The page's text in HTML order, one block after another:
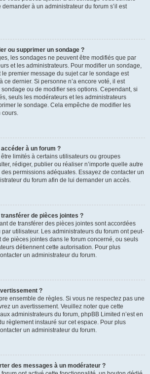
à un administrateur du forum s’il est
ou supprimer un sondage ?
les sondages ne peuvent être modifiés que par
et les administrateurs. Pour modifier un sondage,
premier message du sujet car le sondage est
ce dernier. Si personne n’a encore voté, il est
ou de modifier ses options. Cependant, si
seuls les modérateurs et les administrateurs
le sondage. Cela empêche de modifier les
cours.
à un forum ?
limités à certains utilisateurs ou groupes
rédiger, publier ou réaliser n’importe quelle autre
permissions adéquates. Essayez de contacter un
du forum afin de lui demander un accès.
transférer de pièces jointes ?
de transférer des pièces jointes sont accordées
utilisateur. Les administrateurs du forum ont peut-
de pièces jointes dans le forum concerné, ou seuls
détiennent cette autorisation. Pour plus
un administrateur du forum.
?
ensemble de règles. Si vous ne respectez pas une
un avertissement. Veuillez noter que cette
administrateurs du forum, phpBB Limited n’est en
règlement instauré sur cet espace. Pour plus
un administrateur du forum.
des messages à un modérateur ?